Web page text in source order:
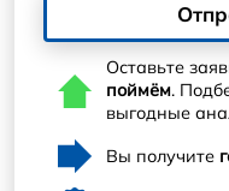
Оставьте
поймём.
выгодные
Вы получите